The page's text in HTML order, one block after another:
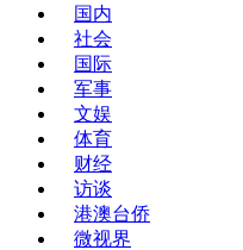
国内
社会
国际
军事
文娱
体育
财经
访谈
港澳台侨
微视界